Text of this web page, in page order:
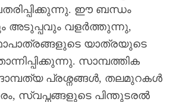
ഈ ബന്ധം
വളർത്തുന്നു,
യാത്രയുടെ
സാമ്പത്തിക
പ്രശ്നങ്ങൾ, തലമുറകൾ
സ്വപ്നങ്ങളുടെ പിന്തുടരൽ